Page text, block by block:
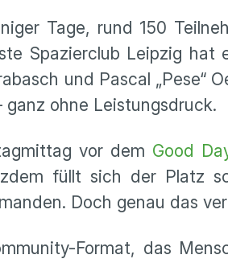
Tage, rund 150
Spazierclub Leipzig hat
und Pascal „Pese“
ohne Leistungsdruck.
vor dem Good
füllt sich der Platz
Doch genau das
Format, das